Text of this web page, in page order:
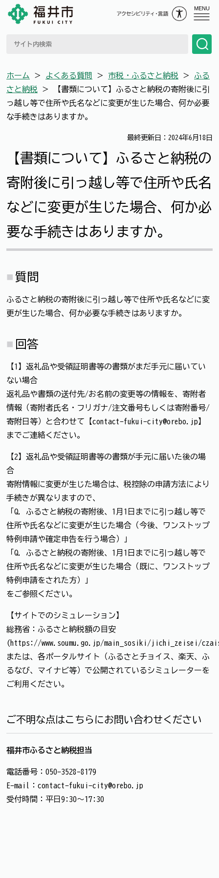
MENU
ホーム ＞ よくある質問 ＞ 市税・ふるさと納税 ＞ ふる
さと納税 ＞
【書類について】ふるさと納税の寄附後に引
っ越し等で住所や氏名などに変更が生じた場合、何か必要
な手続きはありますか。
最終更新日：2024年6月18日
【書類について】ふるさと納税の
寄附後に引っ越し等で住所や氏名
などに変更が生じた場合、何か必
要な手続きはありますか。
質問
ふるさと納税の寄附後に引っ越し等で住所や氏名などに変
更が生じた場合、何か必要な手続きはありますか。
回答
【1】返礼品や受領証明書等の書類がまだ手元に届いてい
ない場合
返礼品や書類の送付先/お名前の変更等の情報を、寄附者
情報（寄附者氏名・フリガナ/注文番号もしくは寄附番号/
寄附日等）と合わせて【contact-fukui-city@orebo.jp】
までご連絡ください。
【2】返礼品や受領証明書等の書類が手元に届いた後の場
合
寄附情報に変更が生じた場合は、税控除の申請方法により
手続きが異なりますので、
「Q. ふるさと納税の寄附後、1月1日までに引っ越し等で
住所や氏名などに変更が生じた場合（今後、ワンストップ
特例申請や確定申告を行う場合）」
「Q. ふるさと納税の寄附後、1月1日までに引っ越し等で
住所や氏名などに変更が生じた場合（既に、ワンストップ
特例申請をされた方）」
をご参照ください。
【サイトでのシミュレーション】
総務省：ふるさと納税額の目安
(https://www.soumu.go.jp/main_sosiki/jichi_zeisei/
または、各ポータルサイト（ふるさとチョイス、楽天、ふ
るなび、マイナビ等）で公開されているシミュレーターを
ご利用ください。
ご不明な点はこちらにお問い合わせください
福井市ふるさと納税担当
電話番号：050-3528-8179
E-mail：contact-fukui-city@orebo.jp
受付時間：平日9:30～17:30